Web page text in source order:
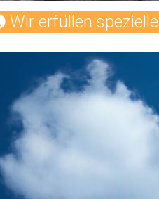
Wir erfüllen